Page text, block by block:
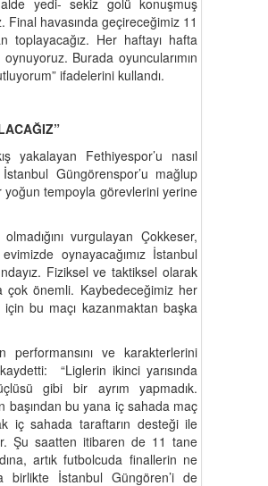
yedi- sekiz golü konuşmuş
Final havasında geçireceğimiz 11
toplayacağız. Her haftayı hafta
Burada oyuncularımın
ifadelerini kullandı.
yakalayan Fethiyespor’u nasıl
Güngörenspor’u mağlup
tempoyla görevlerini yerine
vurgulayan Çokkeser,
oynayacağımız İstanbul
Fiziksel ve taktiksel olarak
çok önemli. Kaybedeceğimiz her
bu maçı kazanmaktan başka
performansını ve karakterlerini
“Liglerin ikinci yarısında
gibi bir ayrım yapmadık.
başından bu yana iç sahada maç
iç sahada taraftarın desteği ile
Şu saatten itibaren de 11 tane
artık futbolcuda finallerin ne
birlikte İstanbul Güngören’i de